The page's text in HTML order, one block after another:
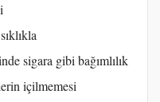
sigara gibi bağımlılık
içilmemesi